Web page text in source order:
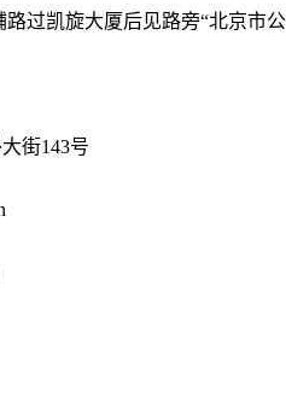
过凯旋大厦后见路旁“北京市
街143号